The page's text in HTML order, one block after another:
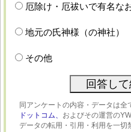
厄除け・厄祓いで有名な
地元の氏神様（の神社）
その他
同アンケートの内容・データは全
ドットコム、 およびその運営の
データの転用・引用・利用を一切